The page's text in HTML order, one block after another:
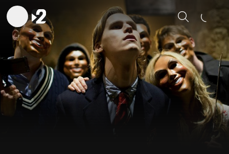
Sök